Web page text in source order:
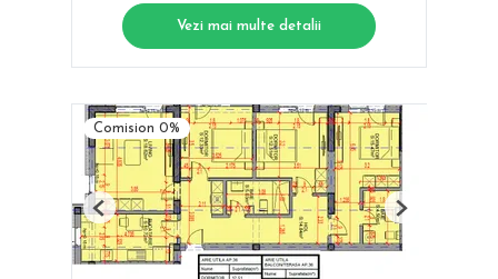
Vezi mai multe detalii
Comision 0%
Previous Next